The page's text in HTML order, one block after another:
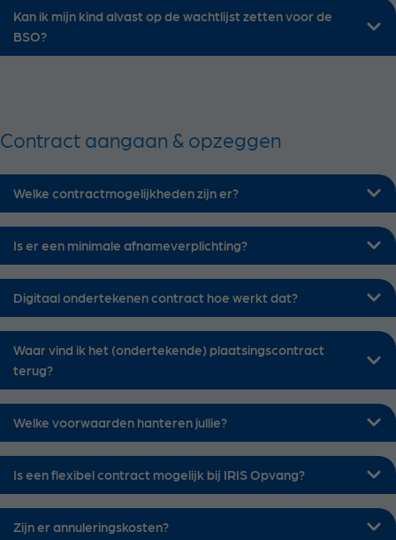
Kan ik mijn kind alvast op de wachtlijst zetten voor de
BSO?
Contract aangaan & opzeggen
Welke contractmogelijkheden zijn er?
Is er een minimale afnameverplichting?
Digitaal ondertekenen contract hoe werkt dat?
Waar vind ik het (ondertekende) plaatsingscontract
terug?
Welke voorwaarden hanteren jullie?
Is een flexibel contract mogelijk bij IRIS Opvang?
Zijn er annuleringskosten?